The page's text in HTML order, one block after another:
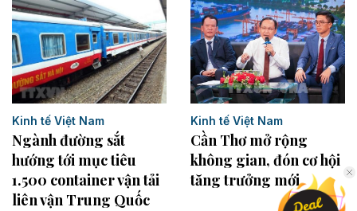
Kinh tế Việt Nam
Ngành đường sắt
hướng tới mục tiêu
1.500 container vận tải
liên vận Trung Quốc
Kinh tế Việt Nam
Cần Thơ mở rộng
không gian, đón cơ hội
tăng trưởng mới